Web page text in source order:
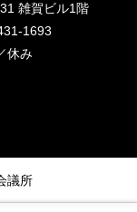
雑賀ビル1階
1693
休み
議所